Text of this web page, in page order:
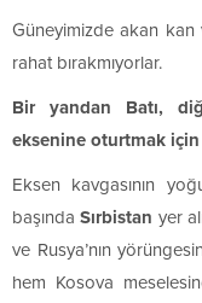
Güneyimizde akan kan
rahat bırakmıyorlar.
Bir yandan Batı,
eksenine oturtmak
Eksen kavgasının
başındaSırbistan yer
ve Rusya’nın
hem Kosova